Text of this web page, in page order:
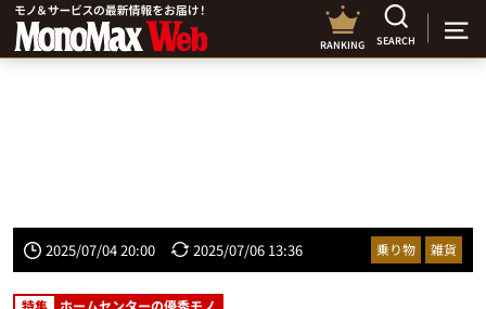
RANKING SEARCH
2025/07/04 20:00 2025/07/06 13:36 乗り物 雑貨
特集 ホームセンターの優秀モノ